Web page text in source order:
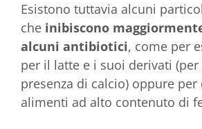
Esistono tuttavia alcuni
che inibiscono
alcuni antibiotici, come per
per il latte e i suoi derivati
presenza di calcio) oppure
alimenti ad alto contenuto di